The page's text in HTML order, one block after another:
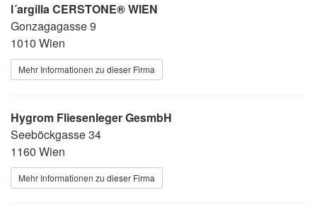
l´argilla CERSTONE® WIEN
Gonzagagasse 9
1010 Wien
Mehr Informationen zu dieser Firma
Hygrom Fliesenleger GesmbH
Seeböckgasse 34
1160 Wien
Mehr Informationen zu dieser Firma